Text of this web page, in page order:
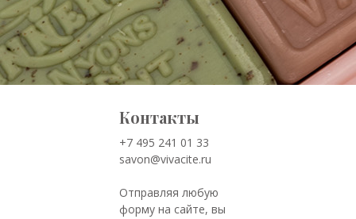
Контакты
+7 495 241 01 33
savon@vivacite.ru
Отправляя любую
форму на сайте, вы